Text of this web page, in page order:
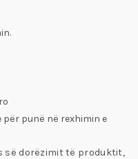
punë në rexhimin e
së dorëzimit të produktit,